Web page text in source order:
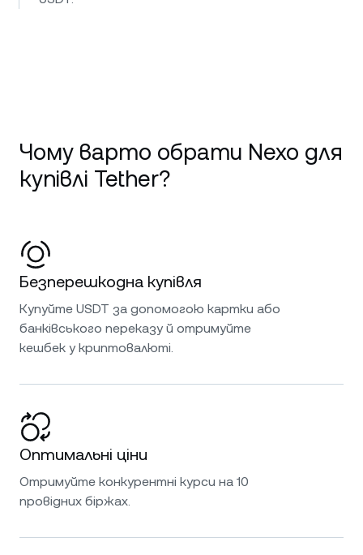
Чому варто обрати Nexo для
купівлі Tether?
Безперешкодна купівля
Купуйте USDT за допомогою картки або
банківського переказу й отримуйте
кешбек у криптовалюті.
Оптимальні ціни
Отримуйте конкурентні курси на 10
провідних біржах.